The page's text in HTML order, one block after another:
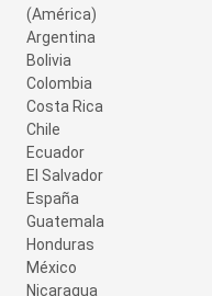
(América)
Argentina
Bolivia
Colombia
Costa Rica
Chile
Ecuador
El Salvador
España
Guatemala
Honduras
México
Nicaragua